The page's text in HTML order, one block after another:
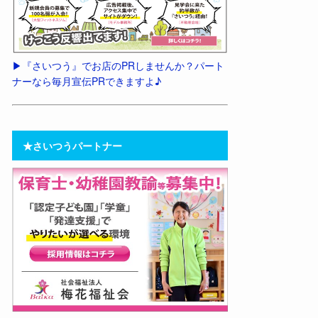
▶︎『さいつう』でお店のPRしませんか？パート
ナーなら毎月宣伝PRできますよ♪
★さいつうパートナー